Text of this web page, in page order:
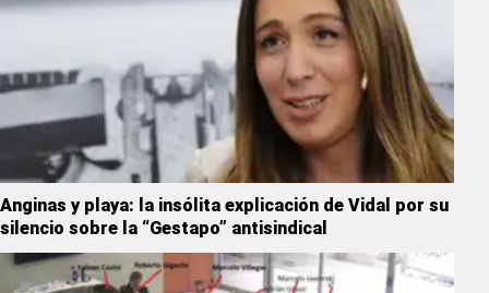
Anginas y playa: la insólita explicación de Vidal por su
silencio sobre la “Gestapo” antisindical